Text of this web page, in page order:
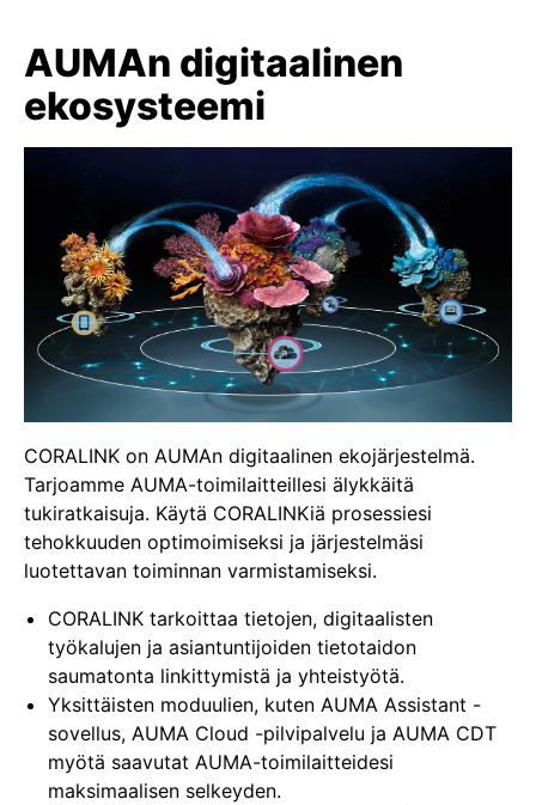
AUMAn digitaalinen
ekosysteemi
CORALINK on AUMAn digitaalinen ekojärjestelmä.
Tarjoamme AUMA-toimilaitteillesi älykkäitä
tukiratkaisuja. Käytä CORALINKiä prosessiesi
tehokkuuden optimoimiseksi ja järjestelmäsi
luotettavan toiminnan varmistamiseksi.
CORALINK tarkoittaa tietojen, digitaalisten
työkalujen ja asiantuntijoiden tietotaidon
saumatonta linkittymistä ja yhteistyötä.
Yksittäisten moduulien, kuten AUMA Assistant -
sovellus, AUMA Cloud -pilvipalvelu ja AUMA CDT
myötä saavutat AUMA-toimilaitteidesi
maksimaalisen selkeyden.